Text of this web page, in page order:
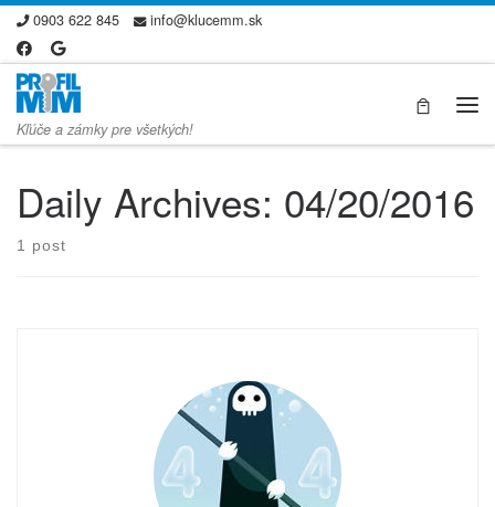
Skip to content
0903 622 845 info@klucemm.sk
Kľúče a zámky pre všetkých!
Daily Archives: 04/20/2016
1 post